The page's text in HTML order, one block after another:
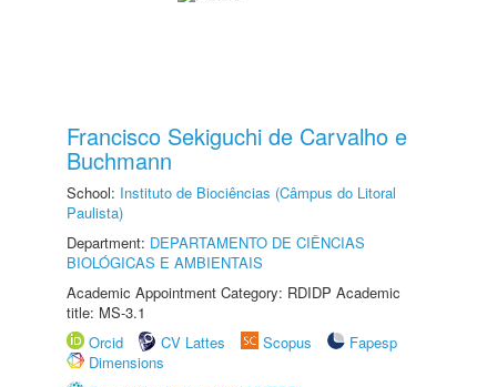
Francisco Sekiguchi de Carvalho e
Buchmann
School: Instituto de Biociências (Câmpus do Litoral
Paulista)
Department: DEPARTAMENTO DE CIÊNCIAS
BIOLÓGICAS E AMBIENTAIS
Academic Appointment Category: RDIDP Academic
title: MS-3.1
Orcid
CV Lattes Scopus
Fapesp
Dimensions